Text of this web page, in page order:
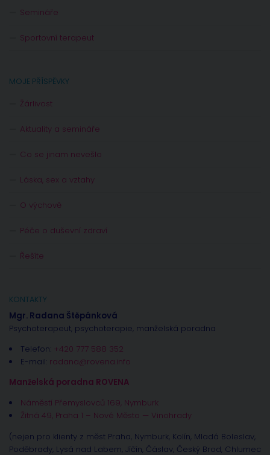
Semináře
Sportovní terapeut
MOJE PŘÍSPĚVKY
Žárlivost
Aktuality a semináře
Co se jinam nevešlo
Láska, sex a vztahy
O výchově
Péče o duševní zdraví
Řešíte
KONTAKTY
Mgr. Radana Štěpánková
Psychoterapeut, psychoterapie, manželská poradna
Telefon: +420 777 588 352
E-mail: radana@rovena.info
Manželská poradna ROVENA
Náměstí Přemyslovců 169, Nymburk
Žitná 49, Praha 1 – Nové Město — Vinohrady
(nejen pro klienty z měst Praha, Nymburk, Kolín, Mladá Boleslav,
Poděbrady, Lysá nad Labem, Jíčín, Čáslav, Český Brod, Chlumec